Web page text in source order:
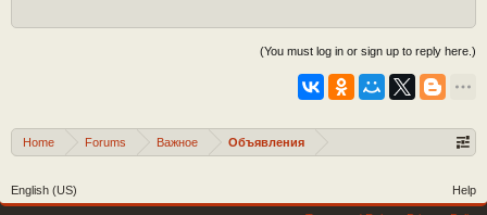
(You must log in or sign up to reply here.)
Home Forums Важное Объявления
English (US) Help